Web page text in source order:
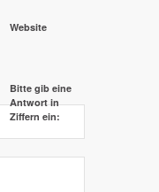
Website
Bitte gib eine
Antwort in
Ziffern ein: